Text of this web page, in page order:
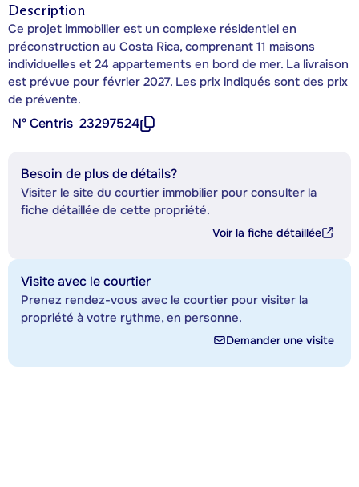
Description
Ce projet immobilier est un complexe résidentiel en
préconstruction au Costa Rica, comprenant 11 maisons
individuelles et 24 appartements en bord de mer. La livraison
est prévue pour février 2027. Les prix indiqués sont des prix
de prévente.
Nº Centris 23297524
Besoin de plus de détails?
Visiter le site du courtier immobilier pour consulter la
fiche détaillée de cette propriété.
Voir la fiche détaillée
Visite avec le courtier
Prenez rendez-vous avec le courtier pour visiter la
propriété à votre rythme, en personne.
Demander une visite